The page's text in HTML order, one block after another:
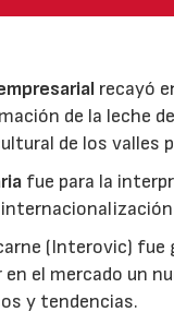
recayó
de la leche
de los valles
fue para la
(Interovic) fue
el mercado un
y tendencias.